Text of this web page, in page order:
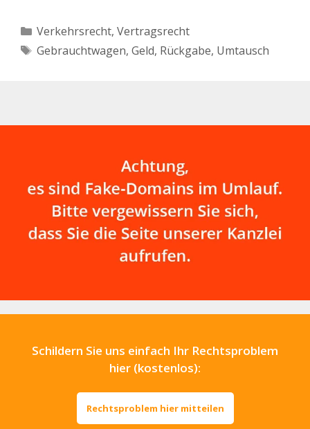
Kategorien
Verkehrsrecht, Vertragsrecht
Schlagwörter
Gebrauchtwagen, Geld, Rückgabe, Umtausch
Schildern Sie uns einfach Ihr Rechtsproblem
hier (kostenlos):
Rechtsproblem hier mitteilen